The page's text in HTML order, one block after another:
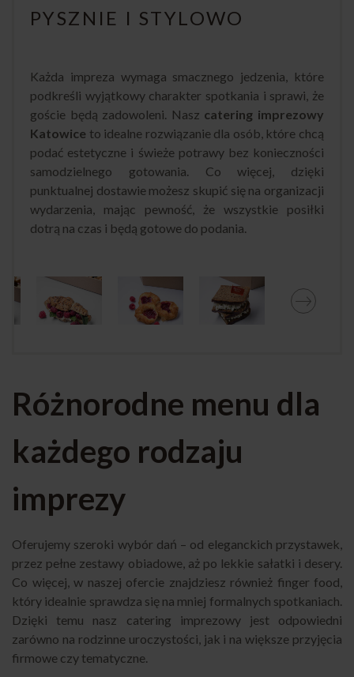
PYSZNIE I STYLOWO
Każda impreza wymaga smacznego jedzenia, które
podkreśli wyjątkowy charakter spotkania i sprawi, że
goście będą zadowoleni. Nasz catering imprezowy
Katowice to idealne rozwiązanie dla osób, które chcą
podać estetyczne i świeże potrawy bez konieczności
samodzielnego gotowania. Co więcej, dzięki
punktualnej dostawie możesz skupić się na organizacji
wydarzenia, mając pewność, że wszystkie posiłki
dotrą na czas i będą gotowe do podania.
Różnorodne menu dla
każdego rodzaju
imprezy
Oferujemy szeroki wybór dań – od eleganckich przystawek,
przez pełne zestawy obiadowe, aż po lekkie sałatki i desery.
Co więcej, w naszej ofercie znajdziesz również finger food,
który idealnie sprawdza się na mniej formalnych spotkaniach.
Dzięki temu nasz catering imprezowy jest odpowiedni
zarówno na rodzinne uroczystości, jak i na większe przyjęcia
firmowe czy tematyczne.